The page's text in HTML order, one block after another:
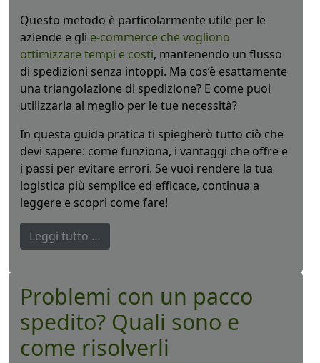
Questo metodo è particolarmente utile per le
aziende e gli e-commerce che vogliono
ottimizzare tempi e costi, mantenendo un flusso
di spedizioni senza intoppi. Ma cos’è esattamente
una triangolazione di spedizione? E come puoi
utilizzarla al meglio per le tue necessità?
In questa guida pratica ti spiegherò tutto ciò che
devi sapere: come funziona, i vantaggi che offre e
i passi per evitare errori. Se vuoi rendere la tua
logistica più semplice ed efficace, continua a
leggere e scopri come fare!
Leggi tutto …
Problemi con un pacco
spedito? Quali sono e
come risolverli